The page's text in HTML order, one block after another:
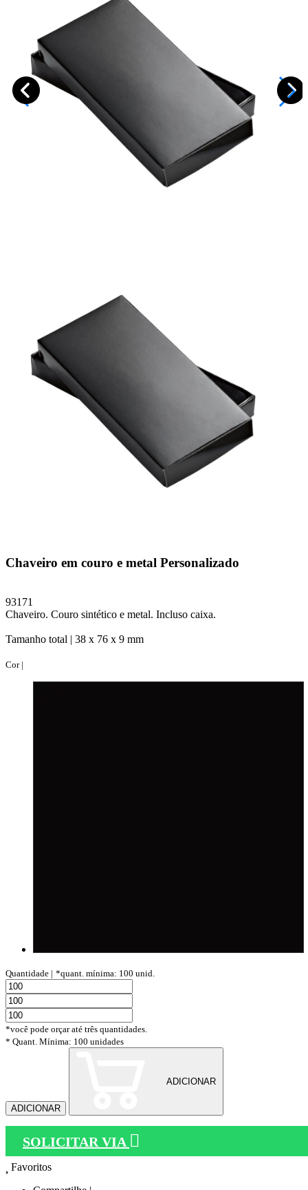
Chaveiro em couro e metal Personalizado
93171
Chaveiro. Couro sintético e metal. Incluso caixa.
Tamanho total | 38 x 76 x 9 mm
Cor |
Quantidade | *quant. mínima: 100 unid.
*você pode orçar até três quantidades.
* Quant. Mínima: 100 unidades
ADICIONAR
ADICIONAR
SOLICITAR VIA
Favoritos